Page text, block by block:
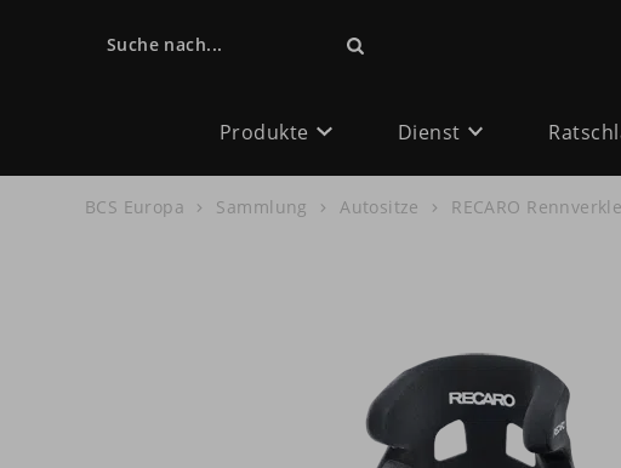
Suche nach...
Produkte Dienst
BCS Europa Sammlung Autositze RECARO